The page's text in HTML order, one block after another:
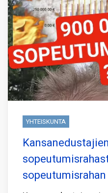
YHTEISKUNTA
Kansanedustajien